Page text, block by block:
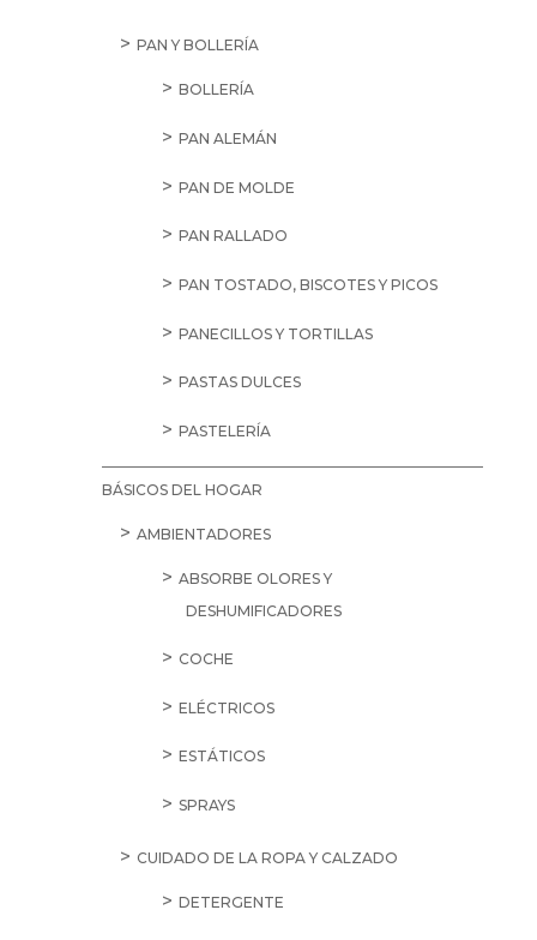
PAN Y BOLLERÍA
BOLLERÍA
PAN ALEMÁN
PAN DE MOLDE
PAN RALLADO
PAN TOSTADO, BISCOTES Y PICOS
PANECILLOS Y TORTILLAS
PASTAS DULCES
PASTELERÍA
BÁSICOS DEL HOGAR
AMBIENTADORES
ABSORBE OLORES Y
DESHUMIFICADORES
COCHE
ELÉCTRICOS
ESTÁTICOS
SPRAYS
CUIDADO DE LA ROPA Y CALZADO
DETERGENTE